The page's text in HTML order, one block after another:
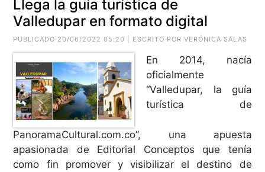
Llega la guía turística de
Valledupar en formato digital
PUBLICADO 20/06/2022 05:20 | ESCRITO POR VERÓNICA SALAS
En 2014, nacía
oficialmente
“Valledupar, la guía
turística de
PanoramaCultural.com.co”, una apuesta
apasionada de Editorial Conceptos que tenía
como fin promover y visibilizar el destino de